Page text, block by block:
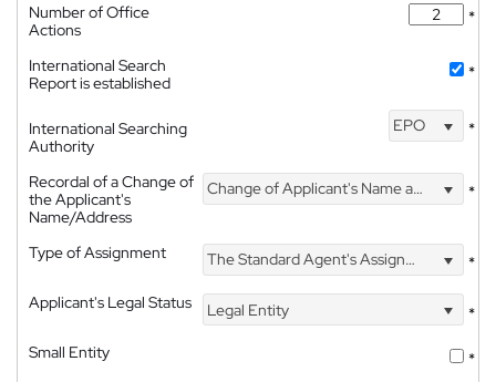
Number of Office
Actions
*
International Search
Report is established
*
International Searching
Authority
EPO *
Recordal of a Change of
the Applicant's
Name/Address
Change of Applicant's Name and Address *
Type of Assignment The Standard Agent's Assignment
*
Applicant's Legal Status
Legal Entity
*
Small Entity
*